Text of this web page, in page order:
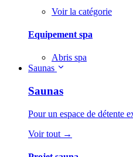
Voir la catégorie
Equipement spa
Abris spa
Saunas
Saunas
Pour un espace de détente
Voir tout →